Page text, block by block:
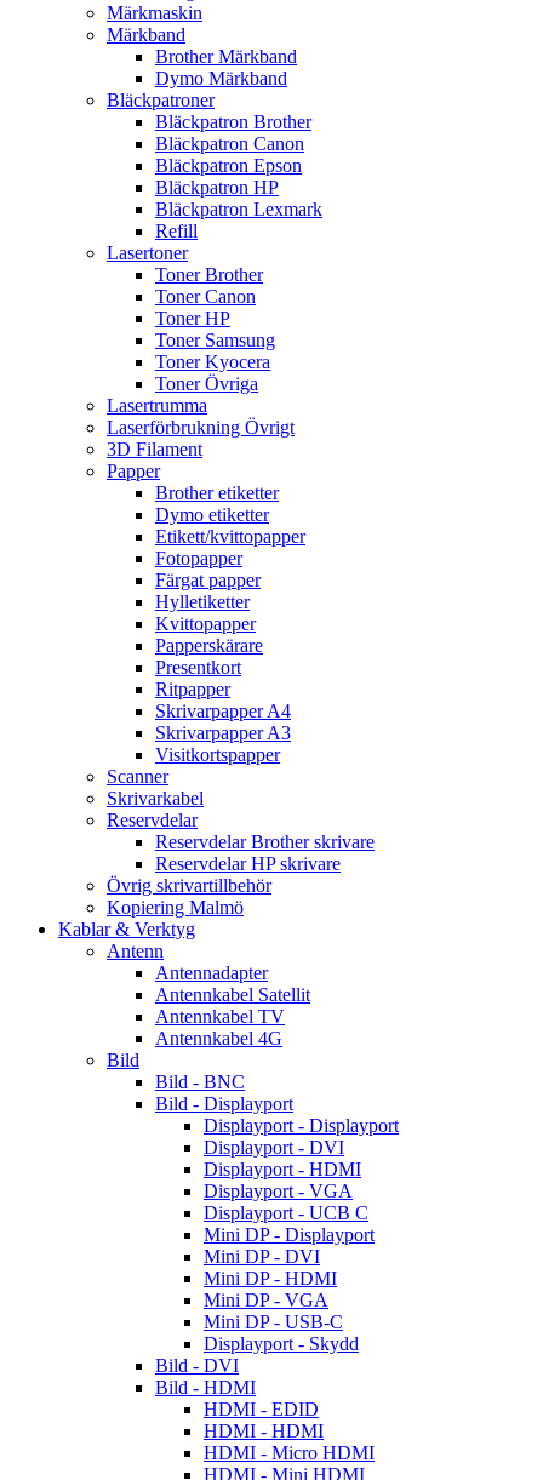
Märkmaskin
Märkband
Brother Märkband
Dymo Märkband
Bläckpatroner
Bläckpatron Brother
Bläckpatron Canon
Bläckpatron Epson
Bläckpatron HP
Bläckpatron Lexmark
Refill
Lasertoner
Toner Brother
Toner Canon
Toner HP
Toner Samsung
Toner Kyocera
Toner Övriga
Lasertrumma
Laserförbrukning Övrigt
3D Filament
Papper
Brother etiketter
Dymo etiketter
Etikett/kvittopapper
Fotopapper
Färgat papper
Hylletiketter
Kvittopapper
Papperskärare
Presentkort
Ritpapper
Skrivarpapper A4
Skrivarpapper A3
Visitkortspapper
Scanner
Skrivarkabel
Reservdelar
Reservdelar Brother skrivare
Reservdelar HP skrivare
Övrig skrivartillbehör
Kopiering Malmö
Kablar & Verktyg
Antenn
Antennadapter
Antennkabel Satellit
Antennkabel TV
Antennkabel 4G
Bild
Bild - BNC
Bild - Displayport
Displayport - Displayport
Displayport - DVI
Displayport - HDMI
Displayport - VGA
Displayport - UCB C
Mini DP - Displayport
Mini DP - DVI
Mini DP - HDMI
Mini DP - VGA
Mini DP - USB-C
Displayport - Skydd
Bild - DVI
Bild - HDMI
HDMI - EDID
HDMI - HDMI
HDMI - Micro HDMI
HDMI - Mini HDMI